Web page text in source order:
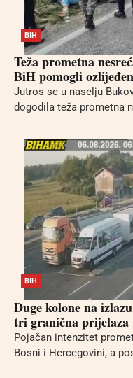
BIH
Teža prometna
BiH pomogli
Jutros se u naselju
dogodila teža prometna
BIH
Duge kolone na
tri granična prijelaza
Pojačan intenzitet
Bosni i Hercegovini, a